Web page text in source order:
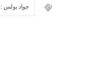
جواد بولس : featured